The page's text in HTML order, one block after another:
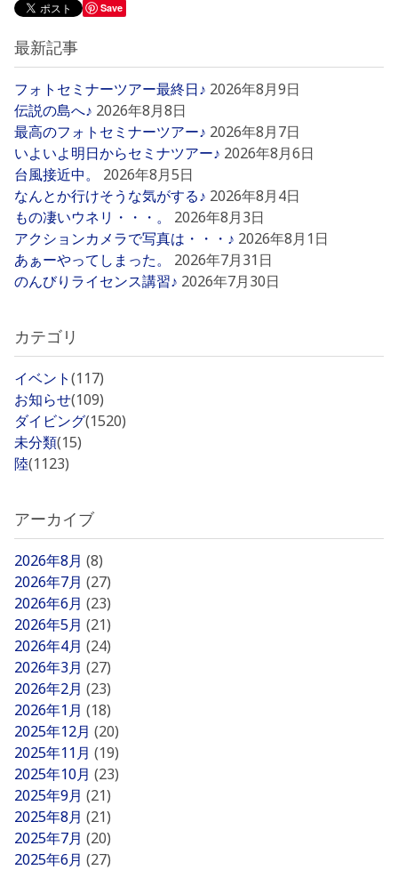
Save
最新記事
フォトセミナーツアー最終日♪ 2026年8月9日
伝説の島へ♪ 2026年8月8日
最高のフォトセミナーツアー♪ 2026年8月7日
いよいよ明日からセミナツアー♪ 2026年8月6日
台風接近中。
2026年8月5日
なんとか行けそうな気がする♪ 2026年8月4日
もの凄いウネリ・・・。
2026年8月3日
アクションカメラで写真は・・・♪ 2026年8月1日
あぁーやってしまった。
2026年7月31日
のんびりライセンス講習♪ 2026年7月30日
カテゴリ
イベント(117)
お知らせ(109)
ダイビング(1520)
未分類(15)
陸(1123)
アーカイブ
2026年8月 (8)
2026年7月 (27)
2026年6月 (23)
2026年5月 (21)
2026年4月 (24)
2026年3月 (27)
2026年2月 (23)
2026年1月 (18)
2025年12月 (20)
2025年11月 (19)
2025年10月 (23)
2025年9月 (21)
2025年8月 (21)
2025年7月 (20)
2025年6月 (27)